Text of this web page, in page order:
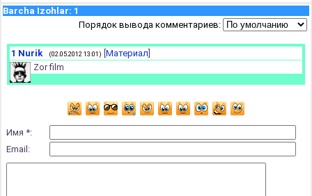
Barcha Izohlar: 1
Порядок вывода комментариев:
1 Nurik (02.05.2012 13:01) Материал
Zor film
Имя *:
Email: